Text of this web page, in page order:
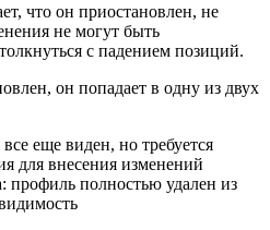
что он приостановлен, не
не могут быть
с падением позиций.
он попадает в одну из двух
еще виден, но требуется
для внесения изменений
профиль полностью удален из